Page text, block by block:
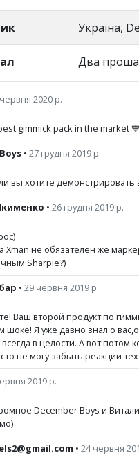
Україна,
Два
2020 р.
gimmick pack in the market 💙
• 27 грудня 2019 р.
вы хотите
• 26 грудня 2019 р.
Xman не обязателен же
Sharpie?)
• 29 червня 2019 р.
Ваш второй продукт по
шоке! Я уже давно знал о
в целости. А вот
не могу забыть реакции
2019 р.
December Boys и
• 24 червня